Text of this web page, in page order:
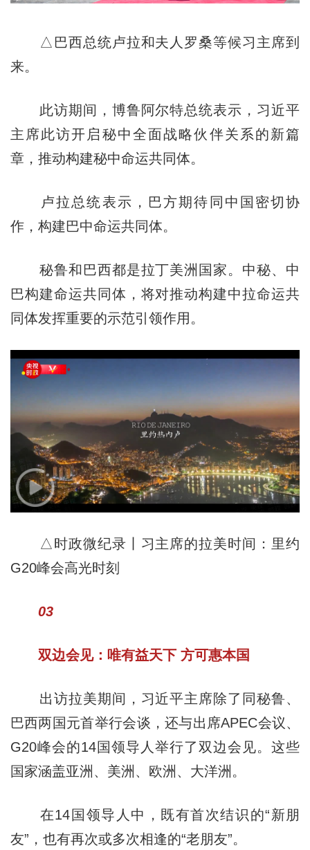
△巴西总统卢拉和夫人罗桑等候习主席到
来。
此访期间，博鲁阿尔特总统表示，习近平
主席此访开启秘中全面战略伙伴关系的新篇
章，推动构建秘中命运共同体。
卢拉总统表示，巴方期待同中国密切协
作，构建巴中命运共同体。
秘鲁和巴西都是拉丁美洲国家。中秘、中
巴构建命运共同体，将对推动构建中拉命运共
同体发挥重要的示范引领作用。
△时政微纪录丨习主席的拉美时间：里约
G20峰会高光时刻
03
双边会见：唯有益天下 方可惠本国
出访拉美期间，习近平主席除了同秘鲁、
巴西两国元首举行会谈，还与出席APEC会议、
G20峰会的14国领导人举行了双边会见。这些
国家涵盖亚洲、美洲、欧洲、大洋洲。
在14国领导人中，既有首次结识的“新朋
友”，也有再次或多次相逢的“老朋友”。